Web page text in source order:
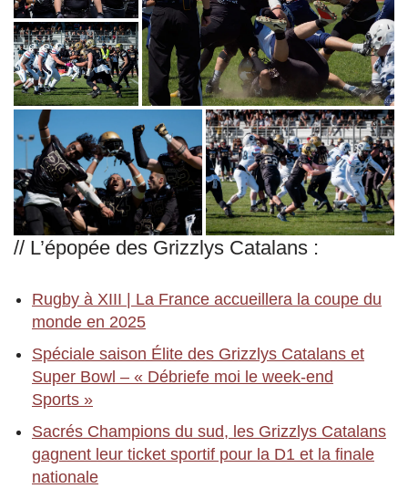
// L’épopée des Grizzlys Catalans :
Rugby à XIII | La France accueillera la coupe du
monde en 2025
Spéciale saison Élite des Grizzlys Catalans et
Super Bowl – « Débriefe moi le week-end
Sports »
Sacrés Champions du sud, les Grizzlys Catalans
gagnent leur ticket sportif pour la D1 et la finale
nationale